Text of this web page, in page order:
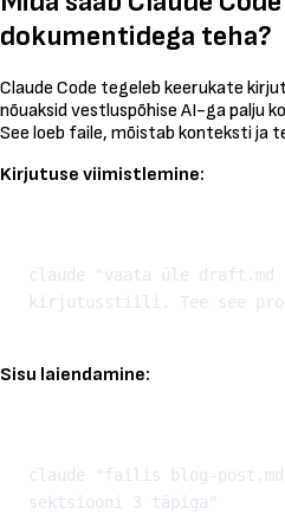
dokumentidega teha?
Claude Code tegeleb keerukate
nõuaksid vestluspõhise AI-ga palju
See loeb faile, mõistab konteksti ja
Kirjutuse viimistlemine:
claude "vaata üle draft.md
Sisu laiendamine:
claude "failis blog-